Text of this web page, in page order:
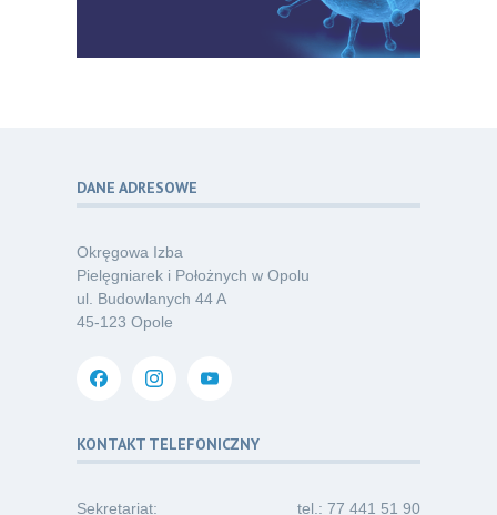
06
Poza sezonem, poza schematem –
o nowym spojrzeniu na profilaktykę
03
Oferta pracy – pielęgniarka/pielęgniarz
06.26
i absolwentów pielęgniarstwa
Kategoria:Komunikaty
DANE ADRESOWE
Okręgowa Izba
Pielęgniarek i Położnych w Opolu
ul. Budowlanych 44 A
45-123 Opole
KONTAKT TELEFONICZNY
Sekretariat:
tel.: 77 441 51 90